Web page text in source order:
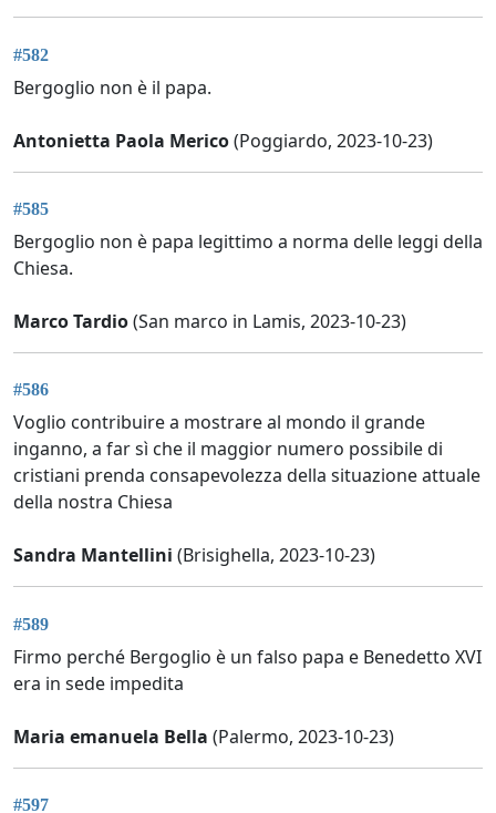
#582
Bergoglio non è il papa.
Antonietta Paola Merico(Poggiardo, 2023-10-23)
#585
Bergoglio non è papa legittimo a norma delle leggi della
Chiesa.
Marco Tardio(San marco in Lamis, 2023-10-23)
#586
Voglio contribuire a mostrare al mondo il grande
inganno, a far sì che il maggior numero possibile di
cristiani prenda consapevolezza della situazione attuale
della nostra Chiesa
Sandra Mantellini (Brisighella, 2023-10-23)
#589
Firmo perché Bergoglio è un falso papa e Benedetto XVI
era in sede impedita
Maria emanuela Bella (Palermo, 2023-10-23)
#597